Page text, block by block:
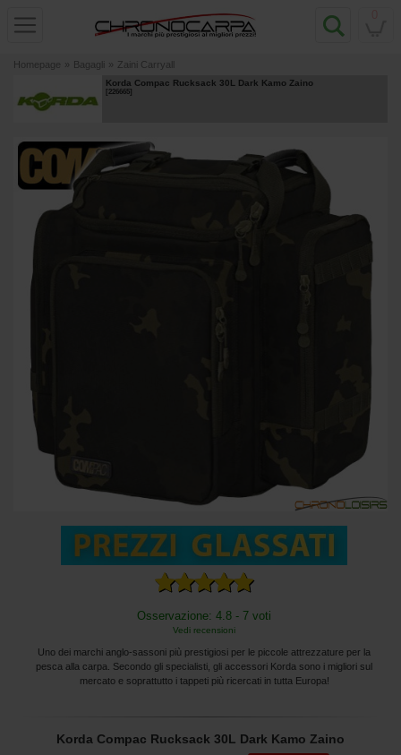
Homepage » Bagagli » Zaini Carryall
Korda Compac Rucksack 30L Dark Kamo Zaino
[226665]
Osservazione: 4.8 - 7 voti
Vedi recensioni
Uno dei marchi anglo-sassoni più prestigiosi per le piccole attrezzature per la
pesca alla carpa. Secondo gli specialisti, gli accessori Korda sono i migliori sul
mercato e soprattutto i tappeti più ricercati in tutta Europa!
Korda Compac Rucksack 30L Dark Kamo Zaino